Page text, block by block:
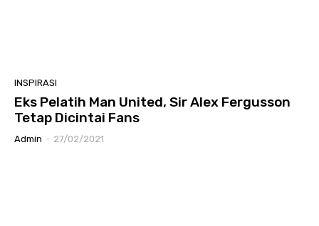
INSPIRASI
Eks Pelatih Man United, Sir Alex Fergusson
Tetap Dicintai Fans
Admin - 27/02/2021